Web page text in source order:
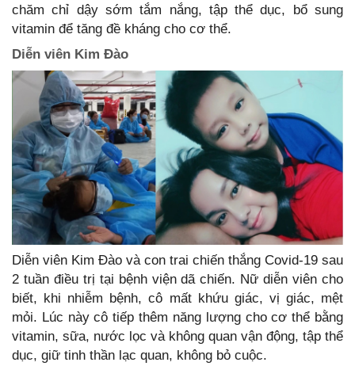
chăm chỉ dậy sớm tắm nắng, tập thể dục, bổ sung
vitamin để tăng đề kháng cho cơ thể.
Diễn viên Kim Đào
Diễn viên Kim Đào và con trai chiến thắng Covid-19 sau
2 tuần điều trị tại bệnh viện dã chiến. Nữ diễn viên cho
biết, khi nhiễm bệnh, cô mất khứu giác, vị giác, mệt
mỏi. Lúc này cô tiếp thêm năng lượng cho cơ thể bằng
vitamin, sữa, nước lọc và không quan vận động, tập thể
dục, giữ tinh thần lạc quan, không bỏ cuộc.